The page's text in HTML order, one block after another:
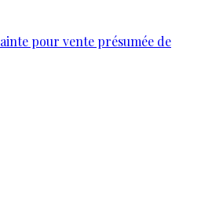
pour vente présumée de